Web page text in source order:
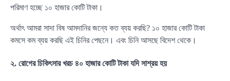
পরিমাণ হচ্ছে ১০ হাজার কোটি টাকা।
অর্থাৎ আমরা সাদা বিষ আমদানির জন্যে কত ব্যয় করছি? ১০ হাজার কোটি টাকা
কমসে কম ব্যয় করছি এই চিনির পেছনে। এবং চিনি আসছে বিদেশ থেকে।
২. রোগের চিকিৎসার খরচ ৪০ হাজার কোটি টাকা যদি সাশ্রয় হয়